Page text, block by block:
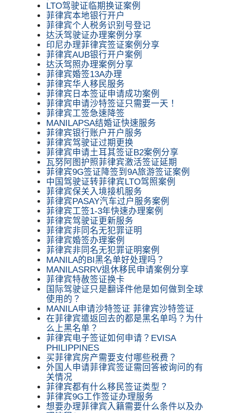
LTO驾驶证临期换证案例
菲律宾本地银行开户
菲律宾个人税务识别号登记
达沃驾驶证办理案例分享
印尼办理菲律宾签证案例分享
菲律宾AUB银行开户案例
达沃驾照办理案例分享
菲律宾婚签13A办理
菲律宾华人移民服务
菲律宾日本签证申请成功案例
菲律宾申请沙特签证只需要一天！
菲律宾工签急速降签
MANILAPSA结婚证快速服务
菲律宾银行账户开户服务
菲律宾驾驶证过期更换
菲律宾申请土耳其签证B2案例分享
瓦努阿图护照菲律宾激活签证延期
菲律宾9G签证降签到9A旅游签证案例
中国驾驶证转菲律宾LTO驾照案例
菲律宾保关入境接机服务
菲律宾PASAY汽车过户服务案例
菲律宾工签1-3年快速办理案例
菲律宾驾驶证更新服务
菲律宾非同名无犯罪证明
菲律宾婚签办理案例
菲律宾非同名无犯罪证明案例
MANILA的BI黑名单好处理吗？
MANILASRRV退休移民申请案例分享
菲律宾特赦签证换卡
国际驾驶证只是翻译件他是如何做到全球
使用的？
MANILA申请沙特签证 菲律宾沙特签证
在菲律宾遣返回去的都是黑名单吗？为什
么上黑名单？
菲律宾电子签证如何申请？EVISA
PHILIPPINES
买菲律宾房产需要支付哪些税费？
外国人申请菲律宾签证需回答被询问的有
关情况
菲律宾都有什么移民签证类型？
菲律宾9G工作签证办理服务
想要办理菲律宾入籍需要什么条件以及办